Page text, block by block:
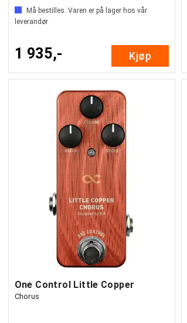
Må bestilles. Varen er på lager hos vår
leverandør
1 935,- Kjøp
One Control Little Copper
Chorus